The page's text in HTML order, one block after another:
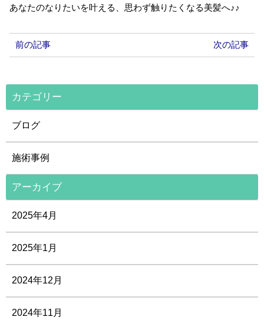
あなたのなりたいを叶える、思わず触りたくなる美髪へ♪♪
前の記事 次の記事
カテゴリー
ブログ
施術事例
アーカイブ
2025年4月
2025年1月
2024年12月
2024年11月